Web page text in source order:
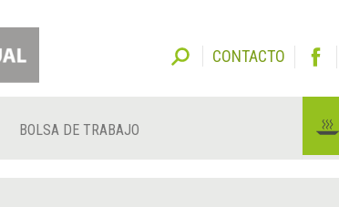
CONTACTO
BOLSA DE TRABAJO